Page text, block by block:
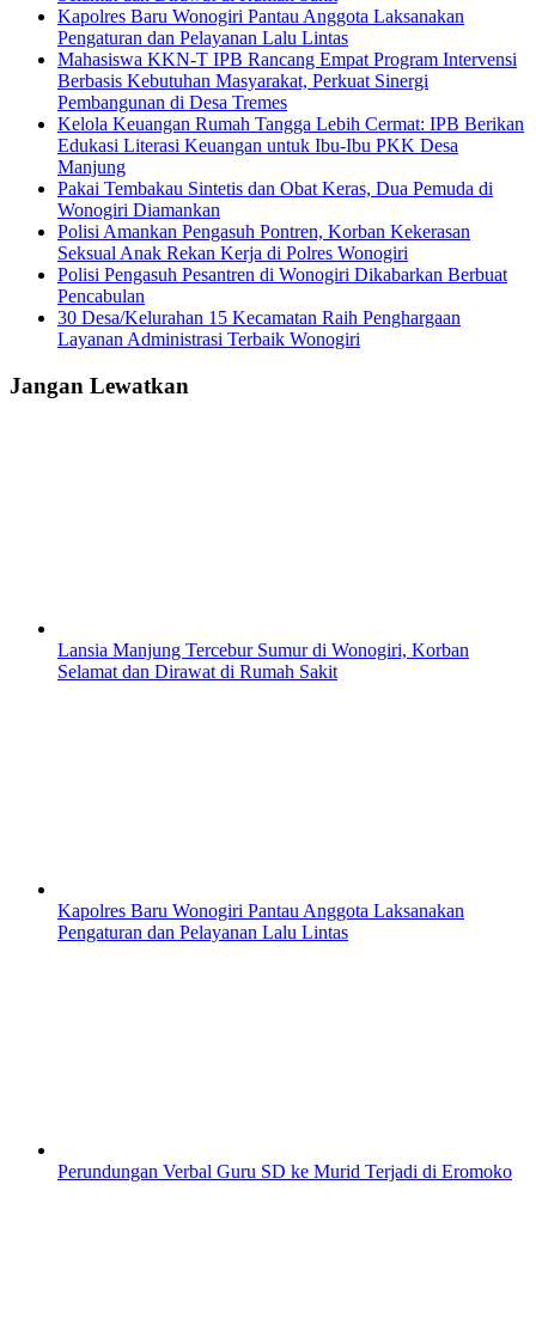
Kapolres Baru Wonogiri Pantau Anggota Laksanakan
Pengaturan dan Pelayanan Lalu Lintas
Mahasiswa KKN-T IPB Rancang Empat Program Intervensi
Berbasis Kebutuhan Masyarakat, Perkuat Sinergi
Pembangunan di Desa Tremes
Kelola Keuangan Rumah Tangga Lebih Cermat: IPB Berikan
Edukasi Literasi Keuangan untuk Ibu-Ibu PKK Desa
Manjung
Pakai Tembakau Sintetis dan Obat Keras, Dua Pemuda di
Wonogiri Diamankan
Polisi Amankan Pengasuh Pontren, Korban Kekerasan
Seksual Anak Rekan Kerja di Polres Wonogiri
Polisi Pengasuh Pesantren di Wonogiri Dikabarkan Berbuat
Pencabulan
30 Desa/Kelurahan 15 Kecamatan Raih Penghargaan
Layanan Administrasi Terbaik Wonogiri
Jangan Lewatkan
Lansia Manjung Tercebur Sumur di Wonogiri, Korban
Selamat dan Dirawat di Rumah Sakit
Kapolres Baru Wonogiri Pantau Anggota Laksanakan
Pengaturan dan Pelayanan Lalu Lintas
Perundungan Verbal Guru SD ke Murid Terjadi di Eromoko